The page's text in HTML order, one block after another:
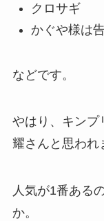
クロサギ
かぐや様は
などです。
やはり、キンプ
耀さんと思われ
人気が1番ある
か。